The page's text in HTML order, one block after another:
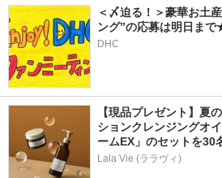
＜〆迫る！＞豪華お土
ング”の応募は明日ま
DHC
【現品プレゼント】夏
ションクレンジングオ
ームEX」のセットを30
Lala Vie (ララヴィ)